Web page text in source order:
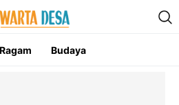
Ragam Budaya